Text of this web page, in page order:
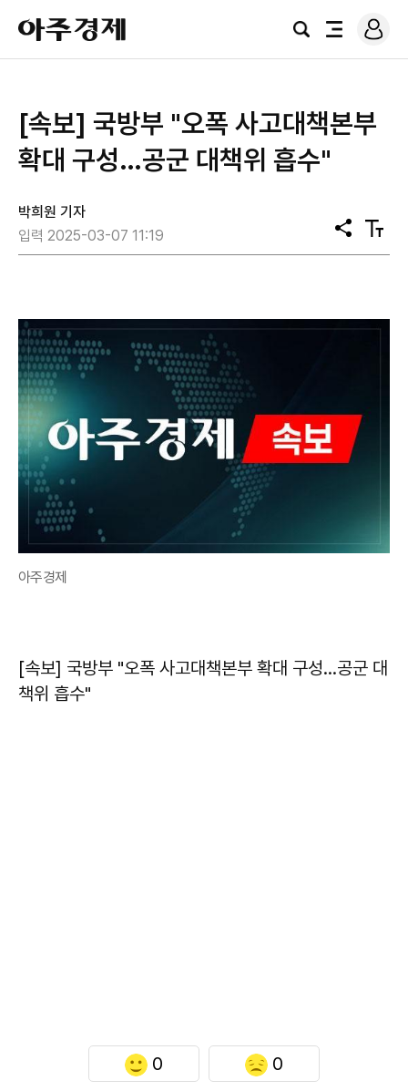
아
주
경
검
전
로
그
[속보] 국방부 "오폭 사고대책본부
확대 구성…공군 대책위 흡수"
박희원 기자
입력 2025-03-07 11:19
공
유
텍
스
아주경제
[속보] 국방부 "오폭 사고대책본부 확대 구성…공군 대
책위 흡수"
0 0